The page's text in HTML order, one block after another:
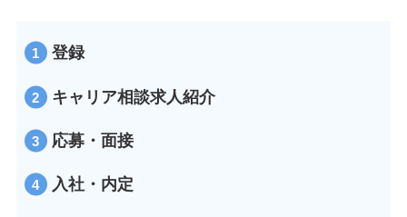
登録
キャリア相談求人紹介
応募・面接
入社・内定